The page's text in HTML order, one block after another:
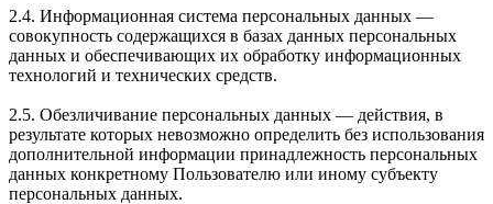
2.4. Информационная система персональных данных —
совокупность содержащихся в базах данных персональных
данных и обеспечивающих их обработку информационных
технологий и технических средств.
2.5. Обезличивание персональных данных — действия, в
результате которых невозможно определить без использования
дополнительной информации принадлежность персональных
данных конкретному Пользователю или иному субъекту
персональных данных.